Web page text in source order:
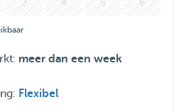
3 4 5 6
meer dan een week
Flexibel